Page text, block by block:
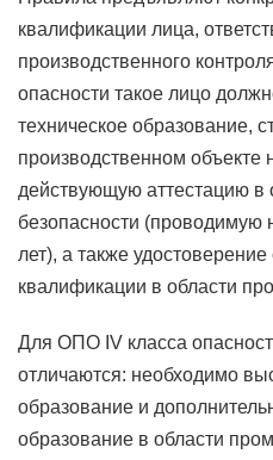
квалификации лица,
производственного
опасности такое лицо
техническое образование,
производственном объекте
действующую аттестацию
безопасности (проводимую
лет), а также
квалификации в области
Для ОПО IV класса
отличаются: необходимо
образование и
образование в области